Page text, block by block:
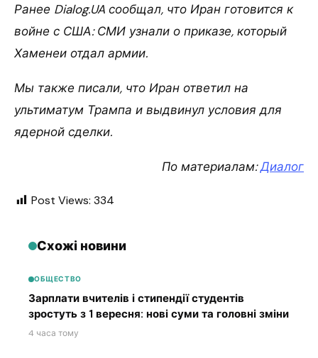
Ранее Dialog.UA сообщал, что Иран готовится к
войне с США: СМИ узнали о приказе, который
Хаменеи отдал армии.
Мы также писали, что Иран ответил на
ультиматум Трампа и выдвинул условия для
ядерной сделки.
По материалам:Диалог
Post Views: 334
Схожі новини
ОБЩЕСТВО
Зарплати вчителів і стипендії студентів
зростуть з 1 вересня: нові суми та головні зміни
4 часа тому